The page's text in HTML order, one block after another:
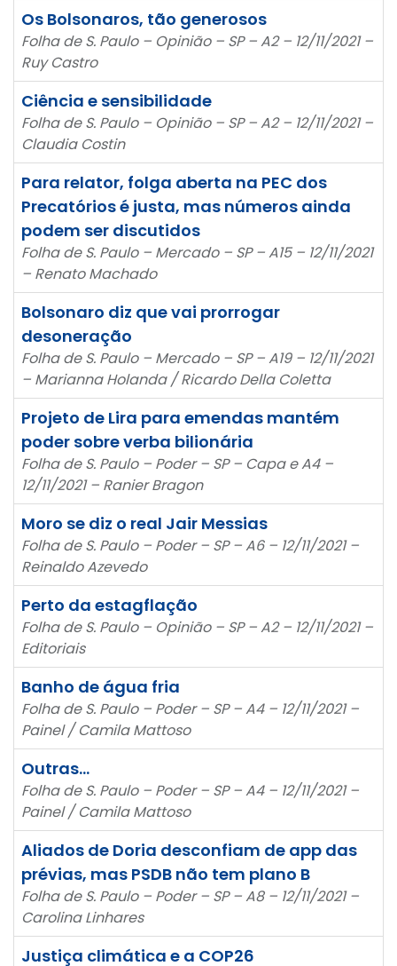
Os Bolsonaros, tão generosos
Folha de S. Paulo – Opinião – SP – A2 – 12/11/2021 –
Ruy Castro
Ciência e sensibilidade
Folha de S. Paulo – Opinião – SP – A2 – 12/11/2021 –
Claudia Costin
Para relator, folga aberta na PEC dos
Precatórios é justa, mas números ainda
podem ser discutidos
Folha de S. Paulo – Mercado – SP – A15 – 12/11/2021
– Renato Machado
Bolsonaro diz que vai prorrogar
desoneração
Folha de S. Paulo – Mercado – SP – A19 – 12/11/2021
– Marianna Holanda / Ricardo Della Coletta
Projeto de Lira para emendas mantém
poder sobre verba bilionária
Folha de S. Paulo – Poder – SP – Capa e A4 –
12/11/2021 – Ranier Bragon
Moro se diz o real Jair Messias
Folha de S. Paulo – Poder – SP – A6 – 12/11/2021 –
Reinaldo Azevedo
Perto da estagflação
Folha de S. Paulo – Opinião – SP – A2 – 12/11/2021 –
Editoriais
Banho de água fria
Folha de S. Paulo – Poder – SP – A4 – 12/11/2021 –
Painel / Camila Mattoso
Outras…
Folha de S. Paulo – Poder – SP – A4 – 12/11/2021 –
Painel / Camila Mattoso
Aliados de Doria desconfiam de app das
prévias, mas PSDB não tem plano B
Folha de S. Paulo – Poder – SP – A8 – 12/11/2021 –
Carolina Linhares
Justiça climática e a COP26